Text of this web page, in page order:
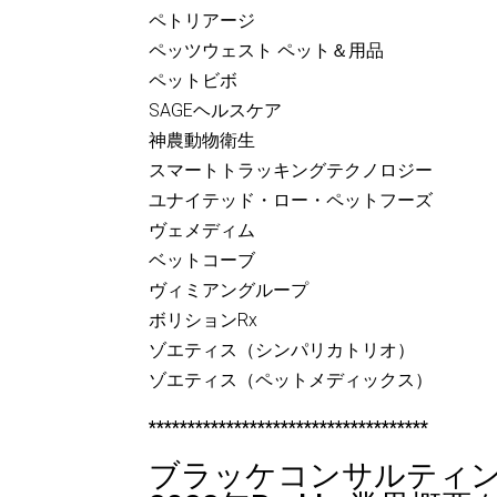
ペトリアージ
ペッツウェスト ペット＆用品
ペットビボ
SAGEヘルスケア
神農動物衛生
スマートトラッキングテクノロジー
ユナイテッド・ロー・ペットフーズ
ヴェメディム
ベットコーブ
ヴィミアングループ
ボリションRx
ゾエティス（シンパリカトリオ）
ゾエティス（ペットメディックス）
************************************
ブラッケコンサルティ